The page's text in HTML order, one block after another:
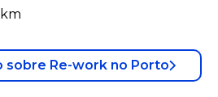
sobre Re-work no Porto